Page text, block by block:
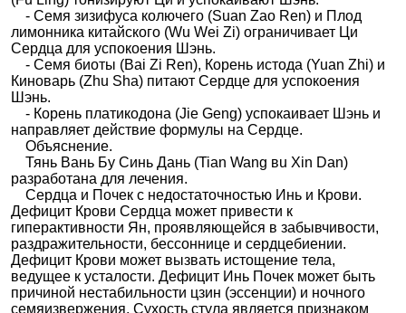
- Семя зизифуса колючего (Suan Zao Ren) и Плод
лимонника китайского (Wu Wei Zi) ограничивает Ци
Сердца для успокоения Шэнь.
- Семя биоты (Bai Zi Ren), Корень истода (Yuan Zhi) и
Киноварь (Zhu Sha) питают Сердце для успокоения
Шэнь.
- Корень платикодона (Jie Geng) успокаивает Шэнь и
направляет действие формулы на Сердце.
Объяснение.
Тянь Вань Бу Синь Дань (Tian Wang вu Xin Dan)
разработана для лечения.
Сердца и Почек с недостаточностью Инь и Крови.
Дефицит Крови Сердца может привести к
гиперактивности Ян, проявляющейся в забывчивости,
раздражительности, бессоннице и сердцебиении.
Дефицит Крови может вызвать истощение тела,
ведущее к усталости. Дефицит Инь Почек может быть
причиной нестабильности цзин (эссенции) и ночного
семяизвержения. Сухость стула является признаком